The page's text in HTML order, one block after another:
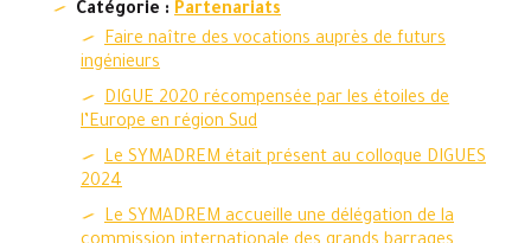
Catégorie : Partenariats
Faire naître des vocations auprès de futurs
ingénieurs
DIGUE 2020 récompensée par les étoiles de
l’Europe en région Sud
Le SYMADREM était présent au colloque DIGUES
2024
Le SYMADREM accueille une délégation de la